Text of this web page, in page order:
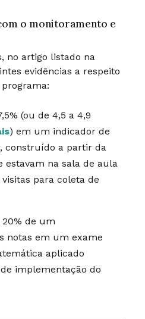
o monitoramento e
no artigo listado na
evidências a respeito
(ou de 4,5 a 4,9
) em um indicador de
construído a partir da
estavam na sala de aula
para coleta de
20% de um
notas em um exame
aplicado
implementação do